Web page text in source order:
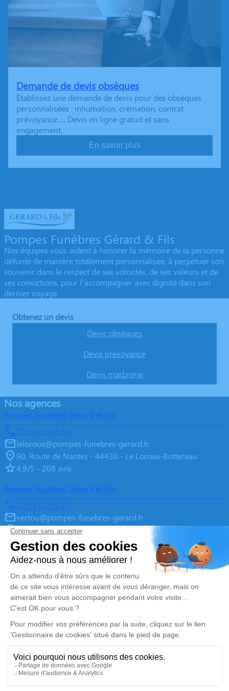
Demande de devis obsèques
Établissez une demande de devis pour des obsèques
personnalisées : inhumation, crémation, contrat
prévoyance… Devis en ligne gratuit et sans
engagement.
En savoir plus
Pompes Funèbres Gérard & Fils
Nos équipes vous aident à honorer la mémoire de la personne
défunte de manière totalement personnalisée, à perpétuer son
souvenir dans le respect de ses volontés, de ses valeurs et de
ses convictions, pour l’accompagner avec dignité dans son
dernier voyage.
Obtenez un devis
Devis obsèques
Devis prévoyance
Devis marbrerie
Nos agences
Pompes Funèbres Gerard et Fils
02 55 60 46 98
leloroux@pompes-funebres-gerard.fr
90, Route de Nantes - 44430 - Le Loroux-Bottereau
4.9/5 - 208 avis
Pompes Funèbres Gérard et Fils
02 55 02 59 27
vertou@pompes-funebres-gerard.fr
10 Rue des Entrepreneurs - 44120 - Vertou
4.9/5 - 275 avis
Pompes Funèbres Gérard et Fils
02 55 02 07 85
vallet@pompes-funebres-gerard.fr
Route d'Ancenis - 44330 - Vallet
4.9/5 - 196 avis
Nos réseaux sociaux
Politique de traitement des données personnelles
Politique d’utilisation des cookies